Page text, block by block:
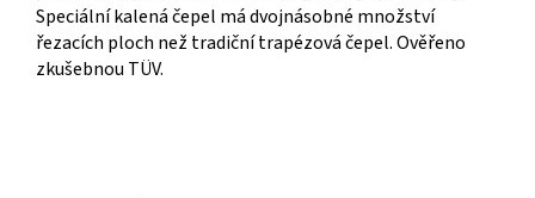
Speciální kalená čepel má dvojnásobné množství
řezacích ploch než tradiční trapézová čepel. Ověřeno
zkušebnou TÜV.